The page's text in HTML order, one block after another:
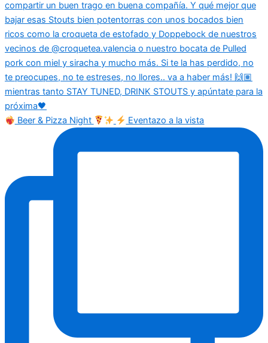
Beer & Pizza Night Eventazo a la vista